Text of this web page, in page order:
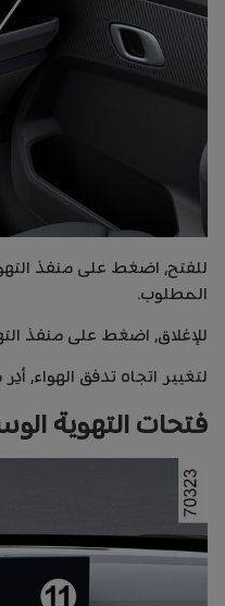
للفتح، اضغط على منفذ
المطلوب.
للإغلاق، اضغط على منفذ
لتغيير اتجاه تدفق الهواء،
فتحات التهوية